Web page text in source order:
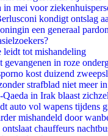
in mei voor
kondigt ontslag
een generaal
leidt tot mishandeling
gevangenen in roze
kost duizend
strafblad niet meer
in Irak blaast
auto vol wapens tijdens
mishandeld door
ontslaat chauffeurs